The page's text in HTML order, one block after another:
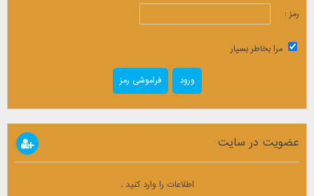
رمز :
مرا بخاطر بسپار
فراموشی رمز
عضویت در سایت
اطلاعات را وارد کنید .